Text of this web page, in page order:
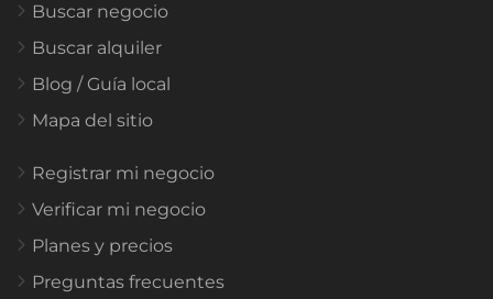
Buscar negocio
Buscar alquiler
Blog / Guía local
Mapa del sitio
Registrar mi negocio
Verificar mi negocio
Planes y precios
Preguntas frecuentes